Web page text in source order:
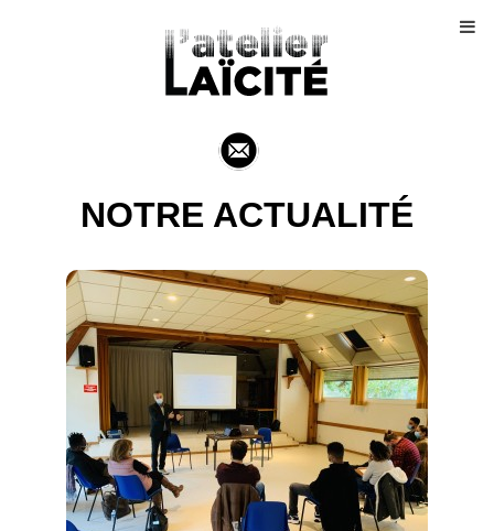
NOTRE ACTUALITÉ